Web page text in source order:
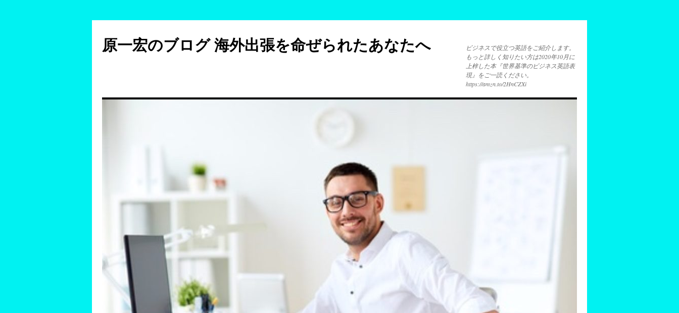
テ
ン
ッ
原一宏のブログ 海外出張を命ぜられたあなたへ
ビジネスで役立つ英語をご紹介します。
もっと詳しく知りたい方は2020年10月に
上梓した本『世界基準のビジネス英語表
現』をご一読ください。
https://amzn.to/2HnCZXi